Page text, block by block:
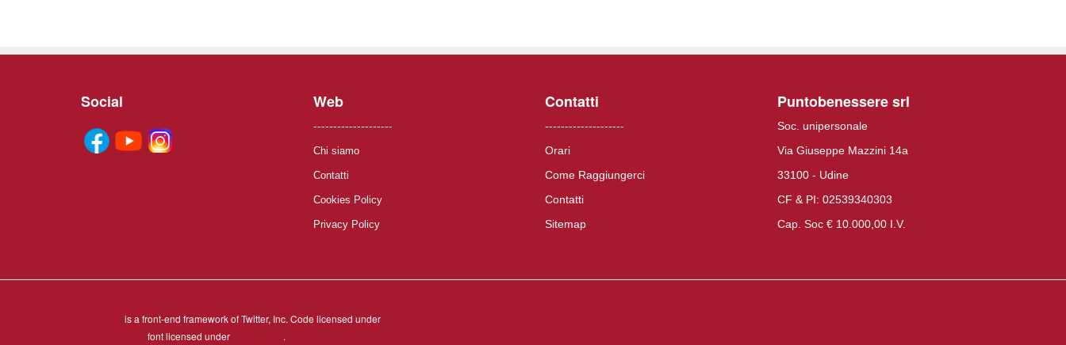
Social Web
--------------------
Chi siamo
Contatti
Cookies Policy
Privacy Policy
Contatti
--------------------
Orari
Come Raggiungerci
Contatti
Sitemap
Puntobenessere srl
Soc. unipersonale
Via Giuseppe Mazzini 14a
33100 - Udine
CF & PI: 02539340303
Cap. Soc € 10.000,00 I.V.
is a front-end framework of Twitter, Inc. Code licensed under
font licensed under .